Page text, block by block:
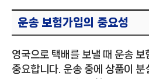
운송 보험가입의 중요성
영국으로 택배를 보낼 때 운송
중요합니다. 운송 중에 상품이